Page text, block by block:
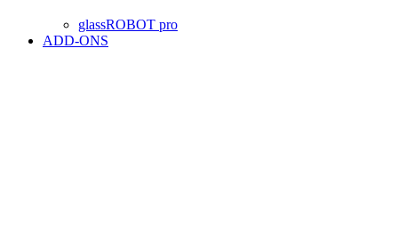
glassROBOT pro
ADD-ONS